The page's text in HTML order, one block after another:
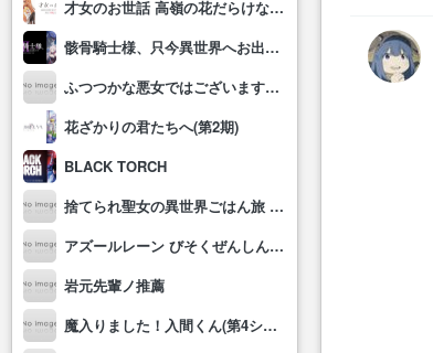
才女のお世話 高嶺の花だらけな名門校で、学院一のお嬢様(生活能力皆無)を陰ながらお世話することになりました
骸骨騎士様、只今異世界へお出掛け中Ⅱ
ふつつかな悪女ではございますが～雛宮蝶鼠とりかえ伝～
花ざかりの君たちへ(第2期)
BLACK TORCH
捨てられ聖女の異世界ごはん旅 隠れスキルでキャンピングカーを召喚しました
アズールレーン びそくぜんしんっ！にっ!!
岩元先輩ノ推薦
魔入りました！入間くん(第4シリーズ)